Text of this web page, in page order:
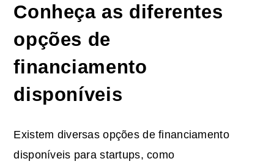
Conheça as diferentes
opções de
financiamento
disponíveis
Existem diversas opções de financiamento
disponíveis para startups, como